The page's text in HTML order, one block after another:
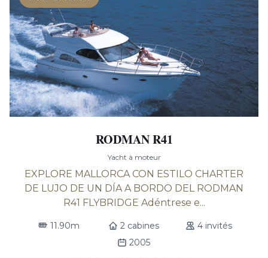
RODMAN R41
Yacht à moteur
EXPLORE MALLORCA CON ESTILO CHARTER
DE LUJO DE UN DÍA A BORDO DEL RODMAN
R41 FLYBRIDGE Adéntrese e...
11.90m 2 cabines
4 invités
2005